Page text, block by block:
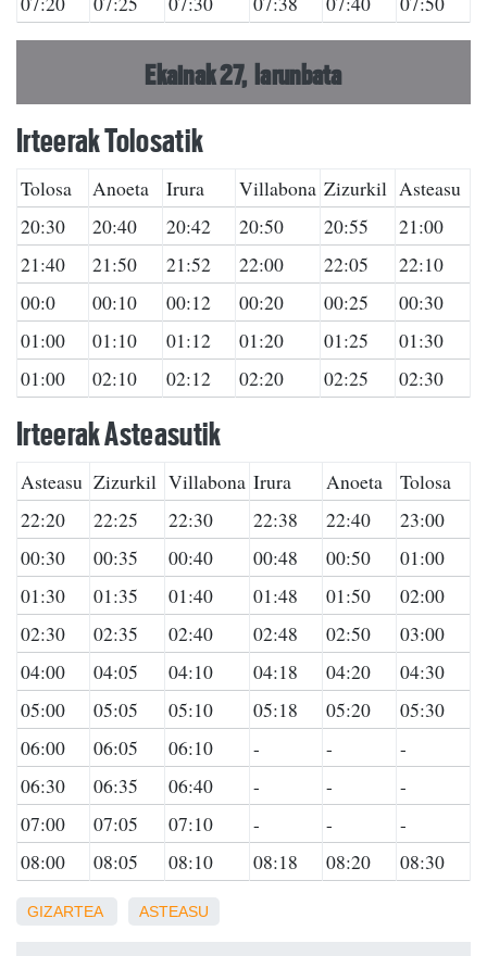
Ekainak 27, larunbata
Irteerak Tolosatik
Tolosa Anoeta Irura Villabona Zizurkil Asteasu
20:30
20:40 20:42 20:50 20:55
21:00
21:40
21:50 21:52 22:00 22:05
22:10
00:0
00:10 00:12 00:20 00:25
00:30
01:00
01:10 01:12 01:20 01:25
01:30
01:00
02:10 02:12 02:20 02:25 02:30
Irteerak Asteasutik
Asteasu Zizurkil Villabona Irura Anoeta
Tolosa
22:20
22:25 22:30 22:38 22:40
23:00
00:30
00:35 00:40 00:48 00:50
01:00
01:30
01:35 01:40 01:48 01:50
02:00
02:30
02:35 02:40 02:48 02:50
03:00
04:00
04:05 04:10 04:18 04:20
04:30
05:00
05:05 05:10 05:18 05:20
05:30
06:00
06:05 06:10 - -
-
06:30
06:35 06:40 - -
-
07:00
07:05 07:10 - -
-
08:00
08:05 08:10 08:18 08:20 08:30
GIZARTEA ASTEASU